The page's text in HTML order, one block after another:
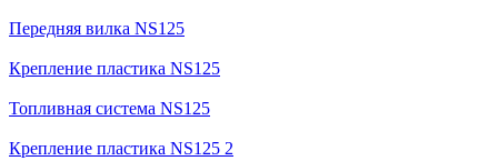
Передняя вилка NS125
Крепление пластика NS125
Топливная система NS125
Крепление пластика NS125 2